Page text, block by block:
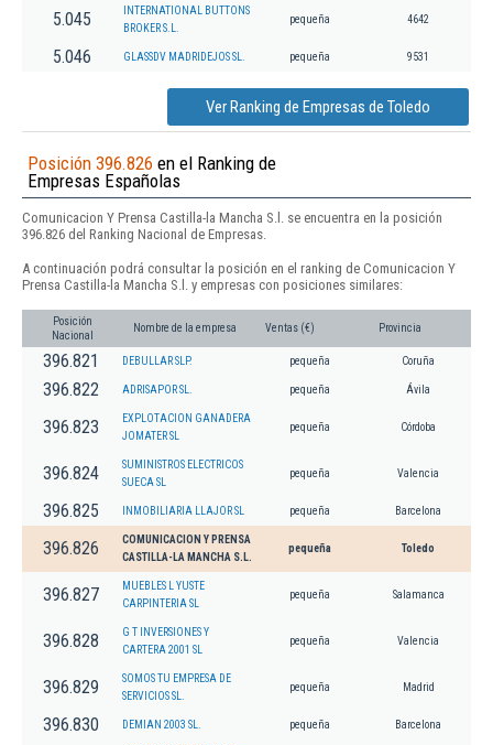
5.045
INTERNATIONAL BUTTONS
BROKER S.L.
pequeña 4642
5.046 GLASSDV MADRIDEJOS SL. pequeña 9531
Ver Ranking de Empresas de Toledo
Posición 396.826 en el Ranking de
Empresas Españolas
Comunicacion Y Prensa Castilla-la Mancha S.l. se encuentra en la posición
396.826 del Ranking Nacional de Empresas.
A continuación podrá consultar la posición en el ranking de Comunicacion Y
Prensa Castilla-la Mancha S.l. y empresas con posiciones similares:
Posición
Nacional
Nombre de la empresa Ventas (€) Provincia
396.821 DEBULLAR SLP. pequeña Coruña
396.822 ADRISAPOR SL. pequeña Ávila
396.823
EXPLOTACION GANADERA
JOMATER SL
pequeña Córdoba
396.824
SUMINISTROS ELECTRICOS
SUECA SL
pequeña Valencia
396.825 INMOBILIARIA LLAJOR SL pequeña Barcelona
396.826
COMUNICACION Y PRENSA
CASTILLA-LA MANCHA S.L.
pequeña Toledo
396.827
MUEBLES L YUSTE
CARPINTERIA SL
pequeña Salamanca
396.828
G T INVERSIONES Y
CARTERA 2001 SL
pequeña Valencia
396.829
SOMOS TU EMPRESA DE
SERVICIOS SL.
pequeña Madrid
396.830 DEMIAN 2003 SL. pequeña Barcelona